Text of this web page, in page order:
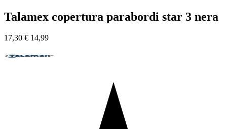
Talamex copertura parabordi star 3 nera
17,30 € 14,99